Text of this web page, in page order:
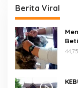
Berita Viral